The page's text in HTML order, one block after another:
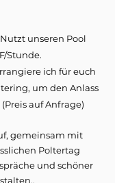
unseren Pool
Stunde.
ich für euch
um den Anlass
auf Anfrage)
gemeinsam mit
Poltertag
und schöner
​​.